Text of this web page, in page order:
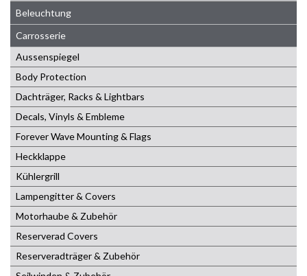
Beleuchtung
Carrosserie
Aussenspiegel
Body Protection
Dachträger, Racks & Lightbars
Decals, Vinyls & Embleme
Forever Wave Mounting & Flags
Heckklappe
Kühlergrill
Lampengitter & Covers
Motorhaube & Zubehör
Reserverad Covers
Reserveradträger & Zubehör